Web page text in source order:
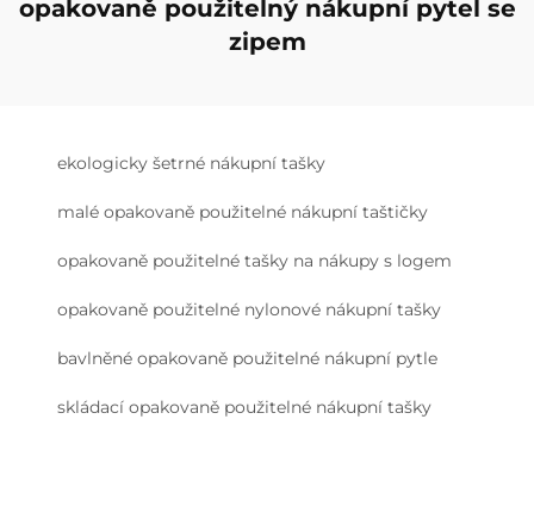
opakovaně použitelný nákupní pytel se
zipem
ekologicky šetrné nákupní tašky
malé opakovaně použitelné nákupní taštičky
opakovaně použitelné tašky na nákupy s logem
opakovaně použitelné nylonové nákupní tašky
bavlněné opakovaně použitelné nákupní pytle
skládací opakovaně použitelné nákupní tašky